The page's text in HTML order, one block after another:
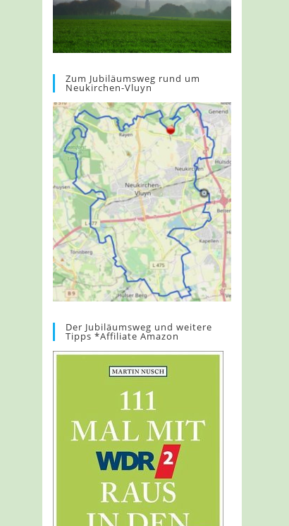
Zum Jubiläumsweg rund um
Neukirchen-Vluyn
Der Jubiläumsweg und weitere
Tipps *Affiliate Amazon